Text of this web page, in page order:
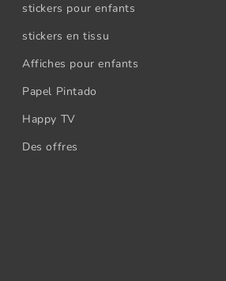
stickers pour enfants
stickers en tissu
Affiches pour enfants
Papel Pintado
Happy TV
Des offres